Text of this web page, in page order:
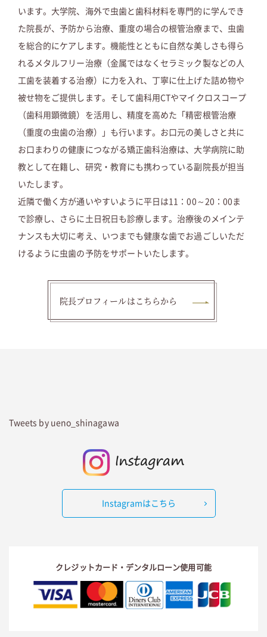
19.02.05
ブログ
歯科専門雑誌に記事を掲載していただ
きました
19.01.14
ブログ
当院の内装について
います。大学院、海外で虫歯と歯科材料を専門的に学んでき
た院長が、予防から治療、重度の場合の根管治療まで、虫歯
を総合的にケアします。機能性とともに自然な美しさも得ら
れるメタルフリー治療（金属ではなくセラミック製などの人
工歯を装着する治療）に力を入れ、丁寧に仕上げた詰め物や
被せ物をご提供します。そして歯科用CTやマイクロスコープ
（歯科用顕微鏡）を活用し、精度を高めた「精密根管治療
（重度の虫歯の治療）」も行います。お口元の美しさと共に
お口まわりの健康につながる矯正歯科治療は、大学病院に助
教として在籍し、研究・教育にも携わっている副院長が担当
いたします。
近隣で働く方が通いやすいように平日は11：00～20：00ま
で診療し、さらに土日祝日も診療します。治療後のメインテ
ナンスも大切に考え、いつまでも健康な歯でお過ごしいただ
けるように虫歯の予防をサポートいたします。
院長プロフィールはこちらから
Tweets by ueno_shinagawa
Instagramはこちら
クレジットカード・デンタルローン使用可能